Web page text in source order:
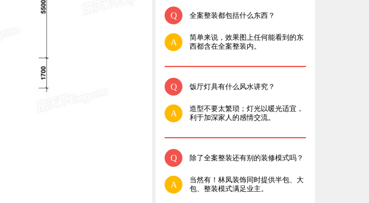
Q 全案整装都包括什么东西？
A
简单来说，效果图上任何能看到的东
西都含在全案整装内。
Q 饭厅灯具有什么风水讲究？
A
造型不要太繁琐；灯光以暖光适宜，
利于加深家人的感情交流。
Q 除了全案整装还有别的装修模式吗？
A
当然有！林凤装饰同时提供半包、大
包、整装模式满足业主。